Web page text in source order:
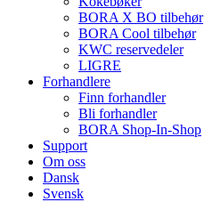
BORA X BO tilbehør
BORA Cool tilbehør
KWC reservedeler
LIGRE
Forhandlere
Finn forhandler
Bli forhandler
BORA Shop-In-Shop
Support
Om oss
Dansk
Svensk